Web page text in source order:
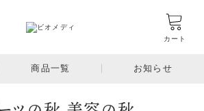
カート
商品一覧 お知らせ